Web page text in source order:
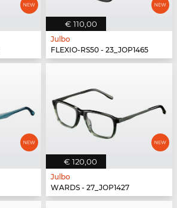
€ 110,00
Julbo
FLEXIO-RS50 - 23_JOP1465
€ 120,00
Julbo
WARDS - 27_JOP1427